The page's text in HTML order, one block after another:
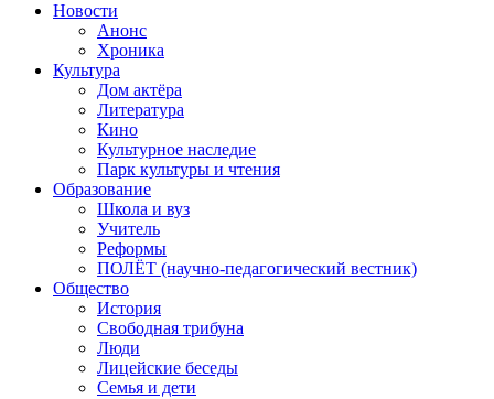
Новости
Анонс
Хроника
Культура
Дом актёра
Литература
Кино
Культурное наследие
Парк культуры и чтения
Образование
Школа и вуз
Учитель
Реформы
ПОЛЁТ (научно-педагогический вестник)
Общество
История
Свободная трибуна
Люди
Лицейские беседы
Семья и дети